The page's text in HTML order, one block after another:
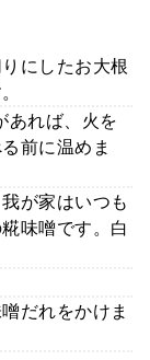
にしたお大根
あれば、火を
前に温めま
が家はいつも
味噌です。白
だれをかけま